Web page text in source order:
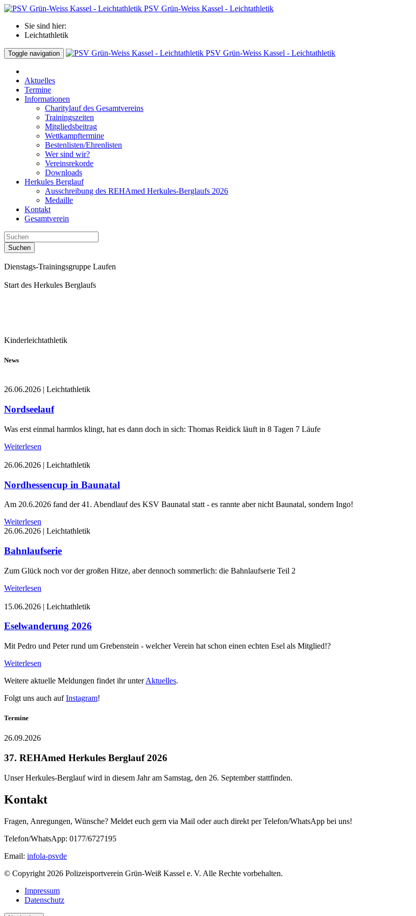
PSV Grün-Weiss Kassel - Leichtathletik
Sie sind hier:
Leichtathletik
Toggle navigation PSV Grün-Weiss Kassel - Leichtathletik
Aktuelles
Termine
Informationen
Charitylauf des Gesamtvereins
Trainingszeiten
Mitgliedsbeitrag
Wettkampftermine
Bestenlisten/Ehrenlisten
Wer sind wir?
Vereinsrekorde
Downloads
Herkules Berglauf
Ausschreibung des REHAmed Herkules-Berglaufs 2026
Medaille
Kontakt
Gesamtverein
Suchen
Dienstags-Trainingsgruppe Laufen
Start des Herkules Berglaufs
Kinderleichtathletik
News
26.06.2026 | Leichtathletik
Nordseelauf
Was erst einmal harmlos klingt, hat es dann doch in sich: Thomas Reidick läuft in 8 Tagen 7 Läufe
Weiterlesen
26.06.2026 | Leichtathletik
Nordhessencup in Baunatal
Am 20.6.2026 fand der 41. Abendlauf des KSV Baunatal statt - es rannte aber nicht Baunatal, sondern Ingo!
Weiterlesen
26.06.2026 | Leichtathletik
Bahnlaufserie
Zum Glück noch vor der großen Hitze, aber dennoch sommerlich: die Bahnlaufserie Teil 2
Weiterlesen
15.06.2026 | Leichtathletik
Eselwanderung 2026
Mit Pedro und Peter rund um Grebenstein - welcher Verein hat schon einen echten Esel als Mitglied!?
Weiterlesen
Weitere aktuelle Meldungen findet ihr unterAktuelles.
Folgt uns auch aufInstagram!
Termine
26.09.2026
37. REHAmed Herkules Berglauf 2026
Unser Herkules-Berglauf wird in diesem Jahr am Samstag, den 26. September stattfinden.
Kontakt
Fragen, Anregungen, Wünsche? Meldet euch gern via Mail oder auch direkt per Telefon/WhatsApp bei uns!
Telefon/WhatsApp: 0177/6727195
Email: infola-psvde
© Copyright 2026 Polizeisportverein Grün-Weiß Kassel e. V. Alle Rechte vorbehalten.
Impressum
Datenschutz